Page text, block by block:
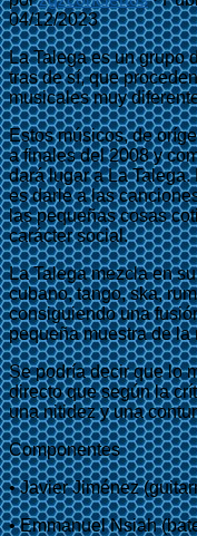
04/12/2023
La Talega es un grupo
tras de sí, que
musicales muy
Estos músicos, de
a finales del 2008 y
dará lugar a La
es darle a las
las pequeñas cosas
carácter social.
La Talega mezcla en
cubano, tango, ska,
consiguiendo una
pequeña muestra de la
Se podría decir que lo
directo que según la
una nitidez y una
Componentes
• Javier Jiménez
• Emmanuel Nsiah